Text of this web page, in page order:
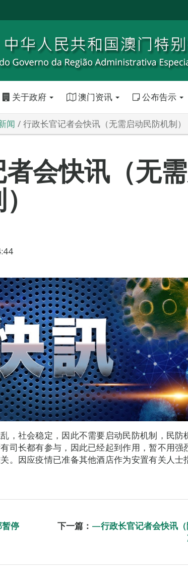
关于政府 澳门资讯 公布告示
闻 行政长官记者会快讯（无需启动民防机制）
会快讯（无
，社会稳定，因此不需要启动民防机制，民防
司长都有参与，因此已经起到作用，暂不用强
。因应疫情已准备其他酒店作为安置有关人士
停 下一篇： —行政长官记者会快讯